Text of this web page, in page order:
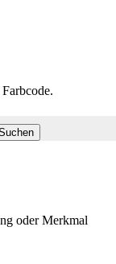
oder Merkmal